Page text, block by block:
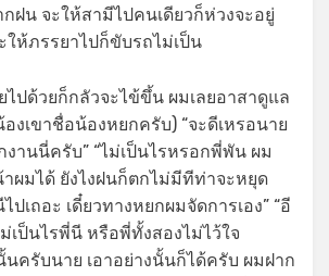
ฝน จะให้สามีไปคนเดียวก็ห่วงจะอยู่
ห้ภรรยาไปก็ขับรถไม่เป็น
ไปด้วยก็กลัวจะไข้ขึ้น ผมเลยอาสาดูแล
องเขาชื่อน้องหยกครับ) “จะดีเหรอนาย
งานนี่ครับ” “ไม่เป็นไรหรอกพี่พัน ผม
ผมได้ ยังไงฝนก็ตกไม่มีทีท่าจะหยุด
เถอะ เดี๋ยวทางหยกผมจัดการเอง” “อี
ม่เป็นไรพี่นี หรือพี่ทั้งสองไม่ไว้ใจ
นครับนาย เอาอย่างนั้นก็ได้ครับ ผมฝาก